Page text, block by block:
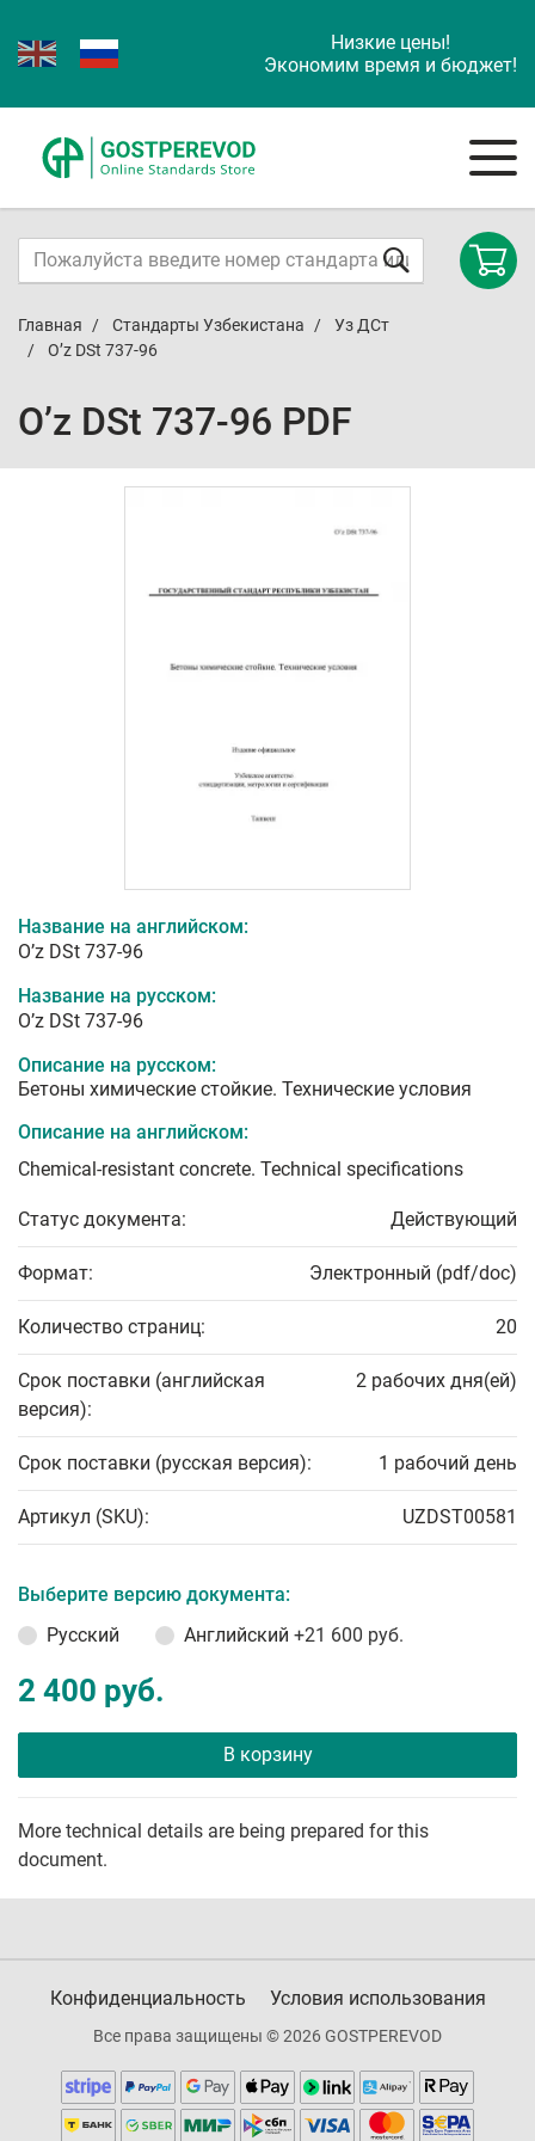
Низкие цены!
Экономим время и бюджет!
Главная Стандарты Узбекистана
Уз ДСт
O’z DSt 737-96
O’z DSt 737-96 PDF
Название на английском:
O’z DSt 737-96
Название на русском:
O’z DSt 737-96
Описание на русском:
Бетоны химические стойкие. Технические условия
Описание на английском:
Chemical-resistant concrete. Technical specifications
Статус документа: Действующий
Формат: Электронный (pdf/doc)
Количество страниц: 20
Срок поставки (английская
версия):
2 рабочих дня(ей)
Срок поставки (русская версия): 1 рабочий день
Артикул (SKU): UZDST00581
Выберите версию документа:
Русский
Английский +21 600 руб.
2 400 руб.
В корзину
More technical details are being prepared for this
document.
Конфиденциальность Условия использования
Все права защищены © 2026 GOSTPEREVOD